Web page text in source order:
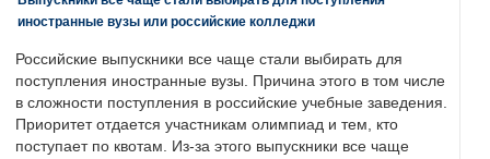
иностранные вузы или российские колледжи
Российские выпускники все чаще стали выбирать для
поступления иностранные вузы. Причина этого в том числе
в сложности поступления в российские учебные заведения.
Приоритет отдается участникам олимпиад и тем, кто
поступает по квотам. Из-за этого выпускники все чаще